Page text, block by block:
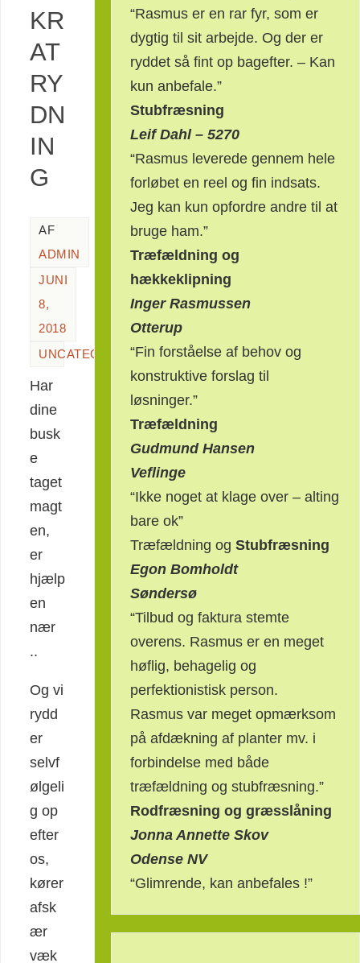
KR
AT
RY
DN
IN
G
AF
ADMIN
JUNI
8,
2018
UNCATEGORIZED
Har
dine
busk
e
taget
magt
en,
er
hjælp
en
nær
..
Og vi
rydd
er
selvf
ølgeli
g op
efter
os,
kører
afsk
ær
væk
“Rasmus er en rar fyr, som er
dygtig til sit arbejde. Og der er
ryddet så fint op bagefter. – Kan
kun anbefale.”
Stubfræsning
Leif Dahl – 5270
“Rasmus leverede gennem hele
forløbet en reel og fin indsats.
Jeg kan kun opfordre andre til at
bruge ham.”
Træfældning og
hækkeklipning
Inger Rasmussen
Otterup
“Fin forståelse af behov og
konstruktive forslag til
løsninger.”
Træfældning
Gudmund Hansen
Veflinge
“Ikke noget at klage over – alting
bare ok”
Træfældning ogStubfræsning
Egon Bomholdt
Søndersø
“Tilbud og faktura stemte
overens. Rasmus er en meget
høflig, behagelig og
perfektionistisk person.
Rasmus var meget opmærksom
på afdækning af planter mv. i
forbindelse med både
træfældning og stubfræsning.”
Rodfræsning og græsslåning
Jonna Annette Skov
Odense NV
“Glimrende, kan anbefales !”